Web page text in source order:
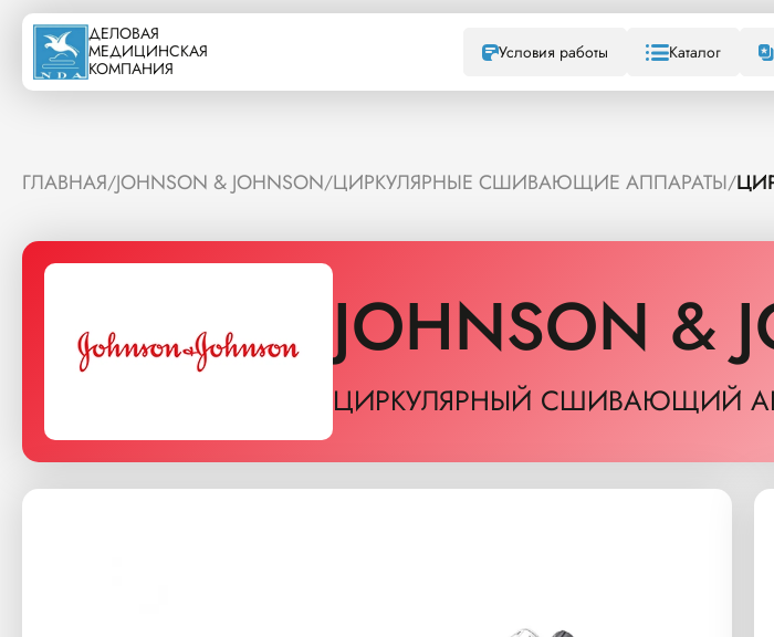
ДЕЛОВАЯ
МЕДИЦИНСКАЯ
КОМПАНИЯ
Условия работы Каталог
ГЛАВНАЯ/JOHNSON & JOHNSON/ЦИРКУЛЯРНЫЕ СШИВАЮЩИЕ АППАРАТЫ/
JOHNSON &
ЦИРКУЛЯРНЫЙ СШИВАЮЩИЙ